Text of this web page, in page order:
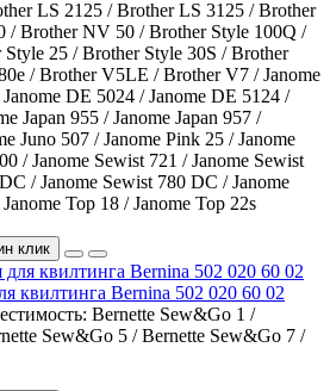
LS 2125 / Brother LS 3125 / Brother
Brother NV 50 / Brother Style 100Q /
25 / Brother Style 30S / Brother
/ Brother V5LE / Brother V7 / Janome
DE 5024 / Janome DE 5124 /
Japan 955 / Janome Japan 957 /
Juno 507 / Janome Pink 25 / Janome
/ Janome Sewist 721 / Janome Sewist
/ Janome Sewist 780 DC / Janome
Top 18 / Janome Top 22s
клик
квилтинга Bernina 502 020 60 02
Bernette Sew&Go 1 /
Sew&Go 5 / Bernette Sew&Go 7 /